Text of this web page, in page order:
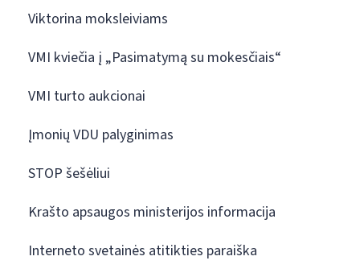
Viktorina moksleiviams
VMI kviečia į „Pasimatymą su mokesčiais“
VMI turto aukcionai
Įmonių VDU palyginimas
STOP šešėliui
Krašto apsaugos ministerijos informacija
Interneto svetainės atitikties paraiška